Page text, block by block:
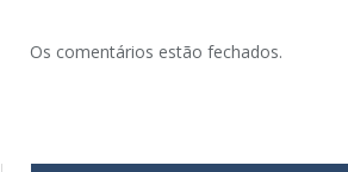
Os comentários estão fechados.